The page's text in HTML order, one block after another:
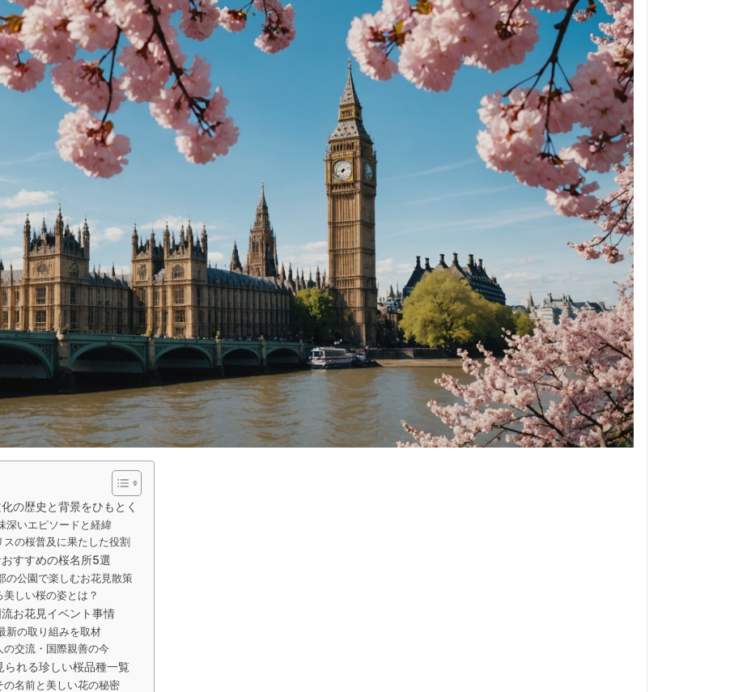
の歴史と背景をひもとく
深いエピソードと経緯
の桜普及に果たした役割
すすめの桜名所5選
の公園で楽しむお花見散策
しい桜の姿とは？
お花見イベント事情
新の取り組みを取材
交流・国際親善の今
られる珍しい桜品種一覧
名前と美しい花の秘密